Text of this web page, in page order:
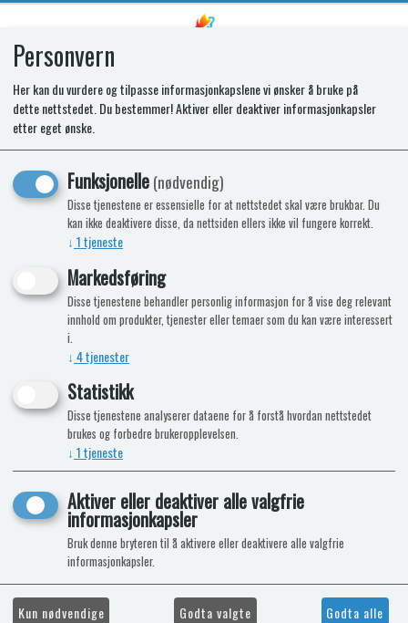
SPARES KIT - TEARDROP KNOBS -
BLACK (6pcs)
Personvern
Her kan du vurdere og tilpasse informasjonkapslene vi ønsker å bruke på
dette nettstedet. Du bestemmer! Aktiver eller deaktiver informasjonkapsler
etter eget ønske.
Funksjonelle(nødvendig)
Disse tjenestene er essensielle for at nettstedet skal være brukbar. Du
kan ikke deaktivere disse, da nettsiden ellers ikke vil fungere korrekt.
↓ 1tjeneste
Markedsføring
Disse tjenestene behandler personlig informasjon for å vise deg relevant
innhold om produkter, tjenester eller temaer som du kan være interessert
i.
↓ 4tjenester
Statistikk
Disse tjenestene analyserer dataene for å forstå hvordan nettstedet
brukes og forbedre brukeropplevelsen.
↓ 1tjeneste
Aktiver eller deaktiver alle valgfrie
informasjonkapsler
Bruk denne bryteren til å aktivere eller deaktivere alle valgfrie
informasjonkapsler.
Kun nødvendige Godta valgte Godta alle